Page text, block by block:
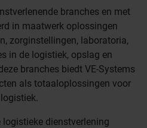
branches en met
in maatwerk oplossingen
zorginstellingen, laboratoria,
in de logistiek, opslag en
branches biedt VE-Systems
als totaaloplossingen voor
dienstverlening